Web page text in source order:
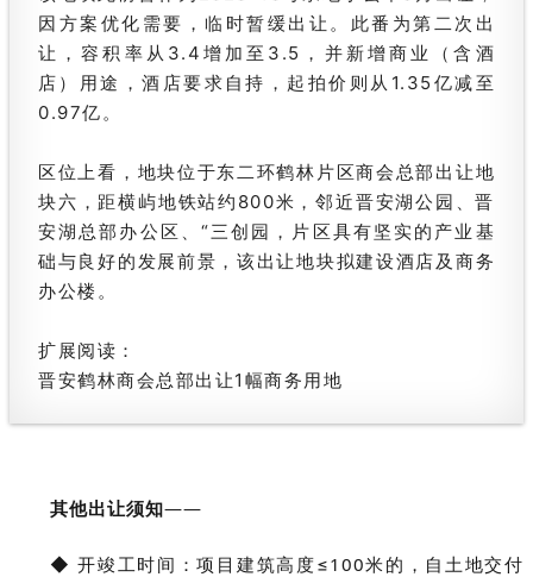
因方案优化需要，临时暂缓出让。此番为第二次出
让，容积率从3.4增加至3.5，并新增商业（含酒
店）用途，酒店要求自持，起拍价则从1.35亿减至
0.97亿。
区位上看，地块位于东二环鹤林片区商会总部出让地
块六，距横屿地铁站约800米，邻近晋安湖公园、晋
安湖总部办公区、“三创园，片区具有坚实的产业基
础与良好的发展前景，该出让地块拟建设酒店及商务
办公楼。
扩展阅读：
晋安鹤林商会总部出让1幅商务用地
其他出让须知——
◆ 开竣工时间：项目建筑高度≤100米的，自土地交付